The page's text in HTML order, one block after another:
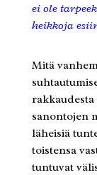
ei ole
heikkoja
Mitä
sanontojen
läheisiä
toistensa
tuntuvat